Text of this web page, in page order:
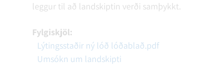
leggur til að landskiptin verði samþykkt.
Fylgiskjöl:
Lýtingsstaðir ný lóð lóðablað.pdf
Umsókn um landskipti